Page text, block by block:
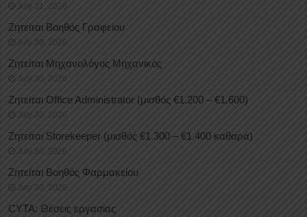
July 31, 2026
Ζητείται Βοηθός Γραφείου
July 30, 2026
Ζητείται Μηχανολόγος Μηχανικός
July 30, 2026
Ζητείται Office Administrator (μισθός €1.200 – €1.600)
July 30, 2026
Ζητείται Storekeeper (μισθός €1.300 – €1.400 καθαρά)
July 30, 2026
Ζητείται Βοηθός Φαρμακείου
July 30, 2026
CYTA: Θέσεις εργασίας